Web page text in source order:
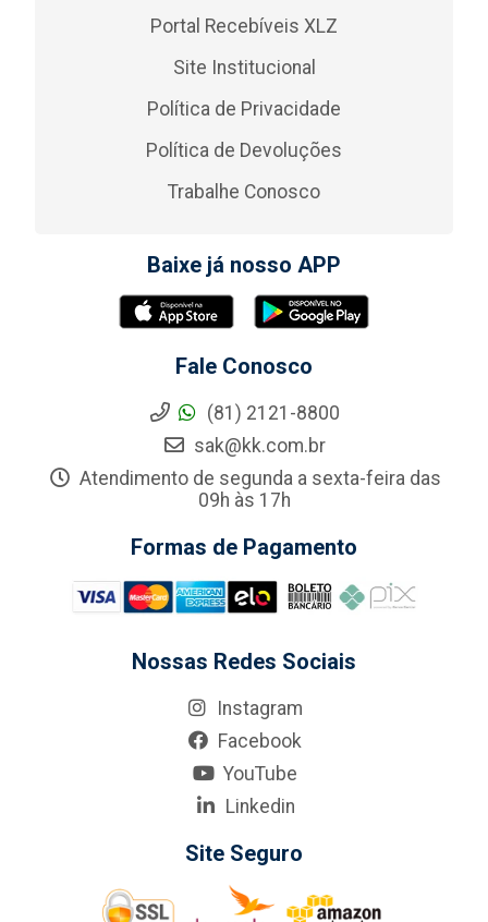
Portal Recebíveis XLZ
Site Institucional
Política de Privacidade
Política de Devoluções
Trabalhe Conosco
Baixe já nosso APP
Fale Conosco
(81) 2121-8800
sak@kk.com.br
Atendimento de segunda a sexta-feira das
09h às 17h
Formas de Pagamento
Nossas Redes Sociais
Instagram
Facebook
YouTube
Linkedin
Site Seguro